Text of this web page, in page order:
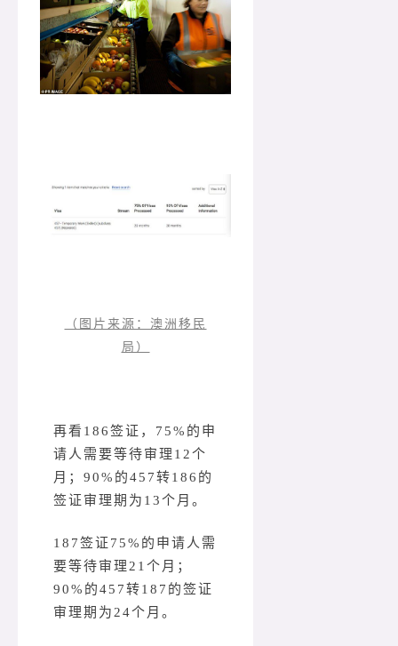
（图片来源：澳洲移民
局）
再看186签证，75%的申
请人需要等待审理12个
月；90%的457转186的
签证审理期为13个月。
187签证75%的申请人需
要等待审理21个月；
90%的457转187的签证
审理期为24个月。